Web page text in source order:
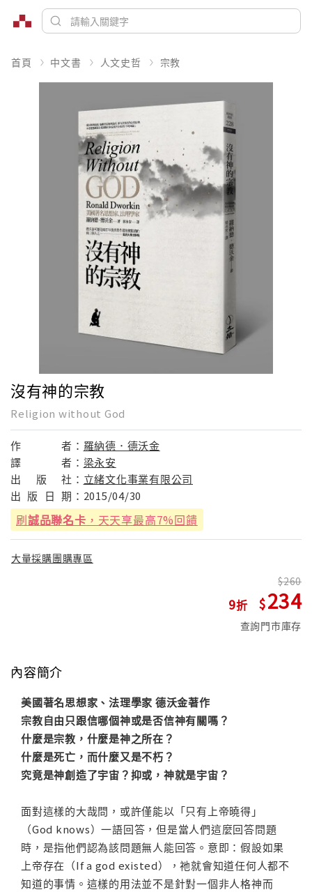
首頁 中文書 人文史哲 宗教
沒有神的宗教
Religion without God
作 者： 羅納德．德沃金
譯
者： 梁永安
出
版 社： 立緒文化事業有限公司
出 版 日 期： 2015/04/30
刷誠品聯名卡 ，天天享最高7%回饋
大量採購團購專區
9
260
234
查詢門市庫存
內容簡介
美國著名思想家、法理學家 德沃金著作
宗教自由只跟信哪個神或是否信神有關嗎？
什麼是宗教，什麼是神之所在？
什麼是死亡，而什麼又是不朽？
究竟是神創造了宇宙？抑或，神就是宇宙？
面對這樣的大哉問，或許僅能以「只有上帝曉得」
（God knows）一語回答，但是當人們這麼回答問題
時，是指他們認為該問題無人能回答。意即：假設如果
上帝存在（If a god existed），祂就會知道任何人都不
知道的事情。這樣的用法並不是針對一個非人格神而